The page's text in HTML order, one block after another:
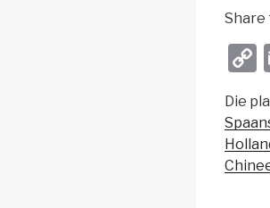
Share
o
Die